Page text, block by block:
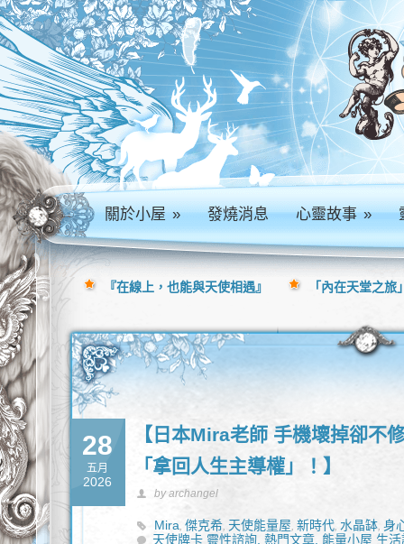
關於小屋» 發燒消息 心靈故事»
28
五月
2026
【日本Mira老師 手機壞掉卻不
「拿回人生主導權」！】
by archangel
Mira,傑克希, 天使能量屋,新時代,水晶缽,身
天使牌卡 靈性諮詢,熱門文章, 能量小屋 生
『在線上，也能與天使相遇』 「內在天堂之